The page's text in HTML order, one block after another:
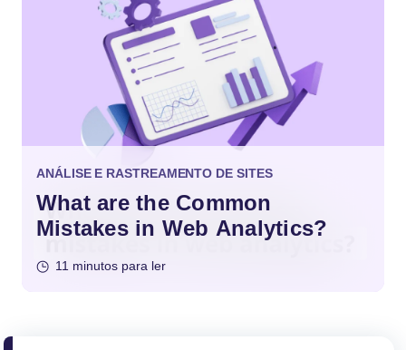
ANÁLISE E RASTREAMENTO DE SITES
What are the Common
Mistakes in Web Analytics?
11 minutos para ler